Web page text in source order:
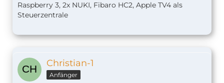
Raspberry 3, 2x NUKI, Fibaro HC2, Apple TV4 als
Steuerzentrale
Christian-1
Anfänger